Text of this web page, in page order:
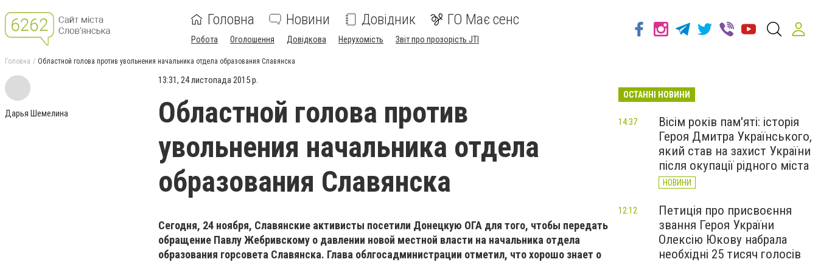
Головна Новини Довідник ГО Має сенс
Робота Оголошення Довідкова Нерухомість Звіт про прозорість JTI
Головна Областной голова против увольнения начальника отдела образования Славянска
Дарья Шемелина
13:31, 24 листопада 2015 р.
Областной голова против
увольнения начальника отдела
образования Славянска
Сегодня, 24 ноября, Славянские активисты посетили Донецкую ОГА для того, чтобы передать
обращение Павлу Жебривскому о давлении новой местной власти на начальника отдела
образования горсовета Славянска. Глава облгосадминистрации отметил, что хорошо знает о
ОСТАННІ НОВИНИ
Вісім років пам'яті: історія
Героя Дмитра Українського,
який став на захист України
після окупації рідного міста
НОВИНИ
14:37
Петиція про присвоєння
звання Героя України
Олексію Юкову набрала
необхідні 25 тисяч голосів
12:12